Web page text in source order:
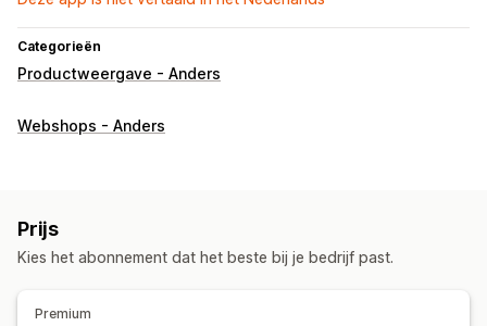
Categorieën
Productweergave - Anders
Webshops - Anders
Prijs
Kies het abonnement dat het beste bij je bedrijf past.
Premium